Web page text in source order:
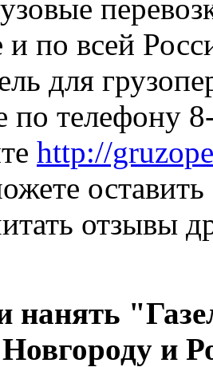
по всей
для
телефону
http://
отзывы
нанять
и